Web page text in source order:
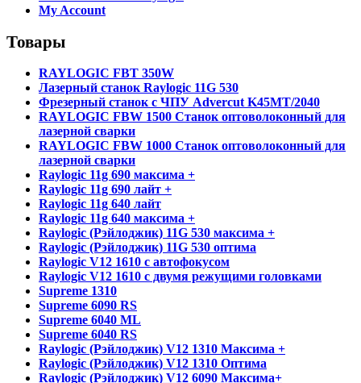
My Account
Товары
RAYLOGIC FBT 350W
Лазерный станок Raylogic 11G 530
Фрезерный станок с ЧПУ Advercut K45MT/2040
RAYLOGIC FBW 1500 Станок оптоволоконный для
лазерной сварки
RAYLOGIC FBW 1000 Станок оптоволоконный для
лазерной сварки
Raylogic 11g 690 максима +
Raylogic 11g 690 лайт +
Raylogic 11g 640 лайт
Raylogic 11g 640 максима +
Raylogic (Рэйлоджик) 11G 530 максима +
Raylogic (Рэйлоджик) 11G 530 оптима
Raylogic V12 1610 с автофокусом
Raylogic V12 1610 с двумя режущими головками
Supreme 1310
Supreme 6090 RS
Supreme 6040 ML
Supreme 6040 RS
Raylogic (Рэйлоджик) V12 1310 Максима +
Raylogic (Рэйлоджик) V12 1310 Оптима
Raylogic (Рэйлоджик) V12 6090 Максима+